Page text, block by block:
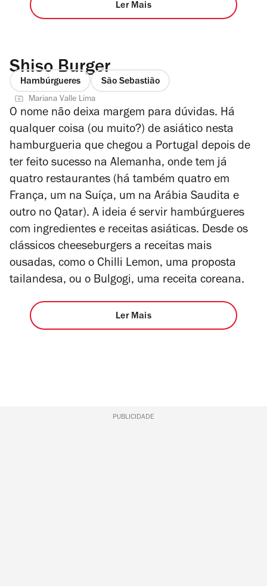
Ler Mais
Shiso Burger
Hambúrgueres São Sebastião
Mariana Valle Lima
O nome não deixa margem para dúvidas. Há
qualquer coisa (ou muito?) de asiático nesta
hamburgueria que chegou a Portugal depois de
ter feito sucesso na Alemanha, onde tem já
quatro restaurantes (há também quatro em
França, um na Suíça, um na Arábia Saudita e
outro no Qatar). A ideia é servir hambúrgueres
com ingredientes e receitas asiáticas. Desde os
clássicos cheeseburgers a receitas mais
ousadas, como o Chilli Lemon, uma proposta
tailandesa, ou o Bulgogi, uma receita coreana.
Ler Mais
PUBLICIDADE